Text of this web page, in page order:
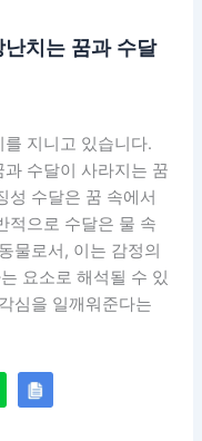
치는 꿈과 수달
지니고 있습니다.
수달이 사라지는 꿈
성 수달은 꿈 속에서
적으로 수달은 물 속
물로서, 이는 감정의
요소로 해석될 수 있
심을 일깨워준다는